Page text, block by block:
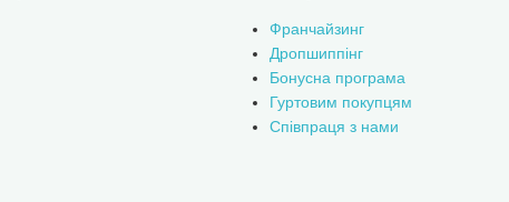
Франчайзинг
Дропшиппінг
Бонусна програма
Гуртовим покупцям
Співпраця з нами